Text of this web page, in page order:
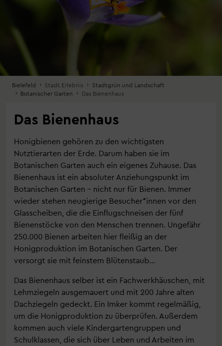
Bielefeld Stadt.Erlebnis
Stadtgrün und Landschaft
Botanischer Garten
Das Bienenhaus
Das Bienenhaus
Honigbienen gehören zu den wichtigsten
Nutztierarten der Erde. Darum haben sie im
Botanischen Garten auch ein eigenes Zuhause. Das
Bienenhaus ist ein absoluter Anziehungspunkt im
Botanischen Garten – nicht nur für Bienen. Immer
wieder stehen neugierige Besucher*innen vor den
Glasscheiben, die die Einflugschneisen der fünf
Bienenstöcke von den Menschen trennen. Ungefähr
250.000 Bienen arbeiten hier fleißig an der
Honigproduktion im Botanischen Garten. Der
versorgt sie mit feinstem Blütenstaub…
Das Bienenhaus selber ist ein Fachwerkhäuschen, mit
Lehmziegeln ausgemauert und mit 200 Jahre alten
Dachziegeln gedeckt. Ein Imker kommt regelmäßig,
um die Honigproduktion zu überprüfen. Außerdem
kommen auch viele Kindergartengruppen und
Schulklassen, die sich über Leben und Arbeiten im